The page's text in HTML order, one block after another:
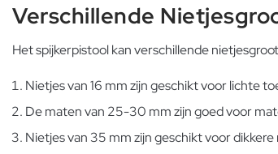
Verschillende
Het spijkerpistool kan verschillende
Nietjes van 16 mm zijn geschikt voor lichte
De maten van 25-30 mm zijn goed voor
Nietjes van 35 mm zijn geschikt voor